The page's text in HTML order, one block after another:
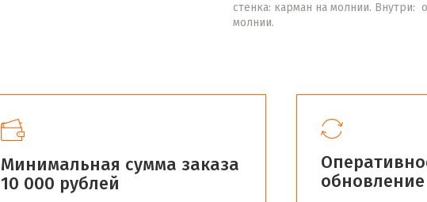
стенка: карман на молнии. Внутри:
молнии.
Минимальная сумма заказа
10 000 рублей
обновление